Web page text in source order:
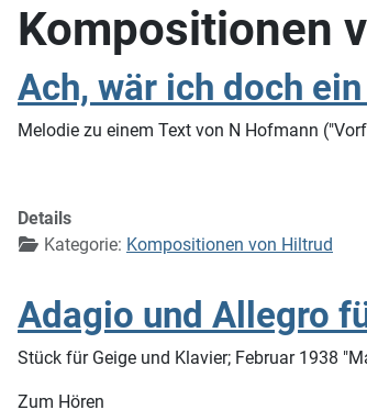
Kompositionen
Ach, wär ich doch
Melodie zu einem Text von N Hofmann
Details
Kategorie: Kompositionen von Hiltrud
Adagio und Allegro
Stück für Geige und Klavier; Februar 1938
Zum Hören